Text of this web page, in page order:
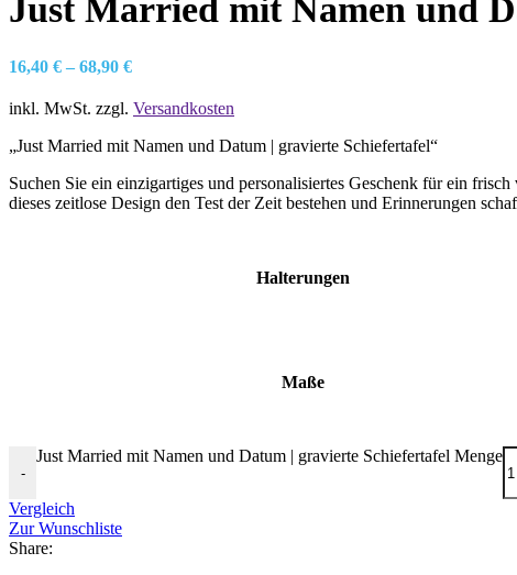
Just Married mit Namen und
16,40 € – 68,90 €
inkl. MwSt. zzgl. Versandkosten
„Just Married mit Namen und Datum | gravierte Schiefertafel“
Suchen Sie ein einzigartiges und personalisiertes Geschenk für ein
dieses zeitlose Design den Test der Zeit bestehen und Erinnerungen
Halterungen
Maße
-
Just Married mit Namen und Datum | gravierte Schiefertafel Menge
Vergleich
Zur Wunschliste
Share: